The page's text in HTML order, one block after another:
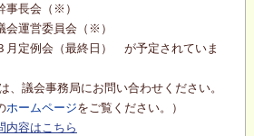
長会（※）
運営委員会（※）
定例会（最終日） が予定されていま
、議会事務局にお問い合わせください。
ホームページをご覧ください。）
内容はこちら